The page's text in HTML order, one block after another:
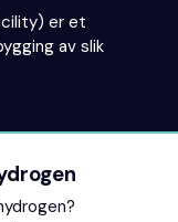
er et
av slik